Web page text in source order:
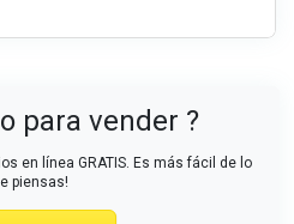
para vender ?
en línea GRATIS. Es más fácil de lo
piensas!